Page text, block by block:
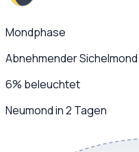
Mondphase
Abnehmender Sichelmond
6% beleuchtet
Neumond in 2 Tagen